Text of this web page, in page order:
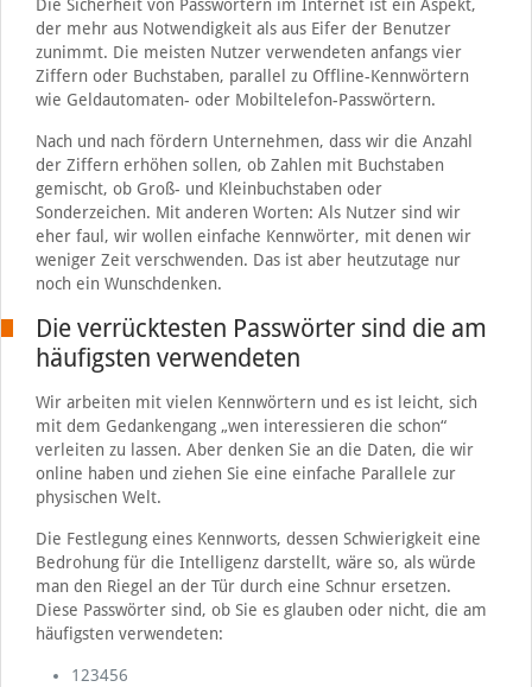
Die Sicherheit von Passwörtern im Internet ist ein Aspekt,
der mehr aus Notwendigkeit als aus Eifer der Benutzer
zunimmt. Die meisten Nutzer verwendeten anfangs vier
Ziffern oder Buchstaben, parallel zu Offline-Kennwörtern
wie Geldautomaten- oder Mobiltelefon-Passwörtern.
Nach und nach fördern Unternehmen, dass wir die Anzahl
der Ziffern erhöhen sollen, ob Zahlen mit Buchstaben
gemischt, ob Groß- und Kleinbuchstaben oder
Sonderzeichen. Mit anderen Worten: Als Nutzer sind wir
eher faul, wir wollen einfache Kennwörter, mit denen wir
weniger Zeit verschwenden. Das ist aber heutzutage nur
noch ein Wunschdenken.
Die verrücktesten Passwörter sind die am
häufigsten verwendeten
Wir arbeiten mit vielen Kennwörtern und es ist leicht, sich
mit dem Gedankengang „wen interessieren die schon“
verleiten zu lassen. Aber denken Sie an die Daten, die wir
online haben und ziehen Sie eine einfache Parallele zur
physischen Welt.
Die Festlegung eines Kennworts, dessen Schwierigkeit eine
Bedrohung für die Intelligenz darstellt, wäre so, als würde
man den Riegel an der Tür durch eine Schnur ersetzen.
Diese Passwörter sind, ob Sie es glauben oder nicht, die am
häufigsten verwendeten:
123456